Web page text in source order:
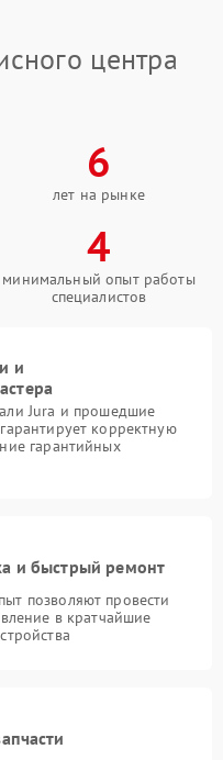
центра
6
лет на рынке
4
минимальный опыт работы
специалистов
и
Jura и прошедшие
корректную
гарантийных
и быстрый ремонт
позволяют провести
в кратчайшие